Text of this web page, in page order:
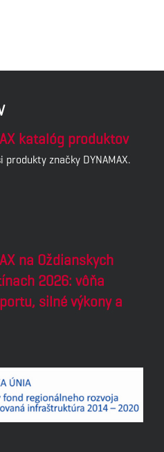
katalóg produktov
produkty značky DYNAMAX.
na Oždianskych
2026: vôňa
silné výkony a